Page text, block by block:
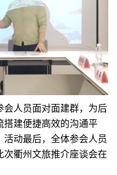
人员面对面建群，为后
搭建便捷高效的沟通平
动最后，全体参会人员
衢州文旅推介座谈会在